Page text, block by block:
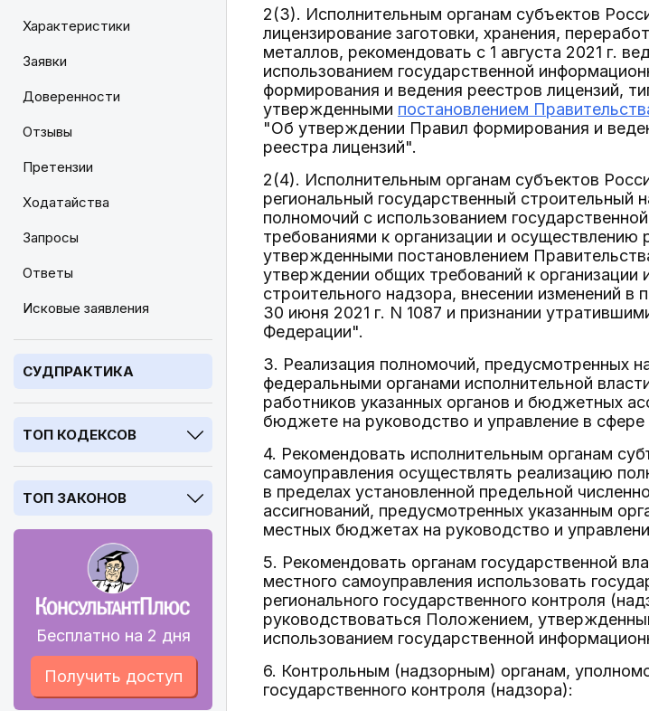
Характеристики
Заявки
Доверенности
Отзывы
Претензии
Ходатайства
Запросы
Ответы
Исковые заявления
СУДПРАКТИКА
ТОП КОДЕКСОВ
ТОП ЗАКОНОВ
Бесплатно на 2 дня
Получить доступ
2(3). Исполнительным органам субъектов
лицензирование заготовки, хранения,
металлов, рекомендовать с 1 августа 2021 г.
использованием государственной
формирования и ведения реестров лицензий,
утвержденными постановлением
"Об утверждении Правил формирования и
реестра лицензий".
2(4). Исполнительным органам субъектов
региональный государственный строительный
полномочий с использованием
требованиями к организации и осуществлению
утвержденными постановлением
утверждении общих требований к организации
строительного надзора, внесении изменений
30 июня 2021 г. N 1087 и признании
Федерации".
3. Реализация полномочий, предусмотренных
федеральными органами исполнительной
работников указанных органов и бюджетных
бюджете на руководство и управление в сфере
4. Рекомендовать исполнительным органам
самоуправления осуществлять реализацию
в пределах установленной предельной
ассигнований, предусмотренных указанным
местных бюджетах на руководство и
5. Рекомендовать органам государственной
местного самоуправления использовать
регионального государственного контроля
руководствоваться Положением,
использованием государственной
6. Контрольным (надзорным) органам,
государственного контроля (надзора):